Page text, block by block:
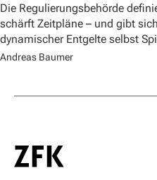
Die Regulierungsbehörde
schärft Zeitpläne – und gibt
dynamischer Entgelte selbst
Andreas Baumer